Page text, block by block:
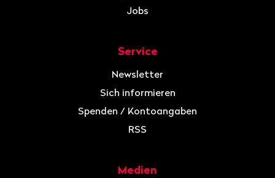
Jobs
Service
Newsletter
Sich informieren
Spenden / Kontoangaben
RSS
Medien